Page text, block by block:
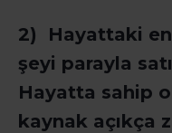
2) Hayattaki
şeyi parayla
Hayatta sahip
kaynak açıkça